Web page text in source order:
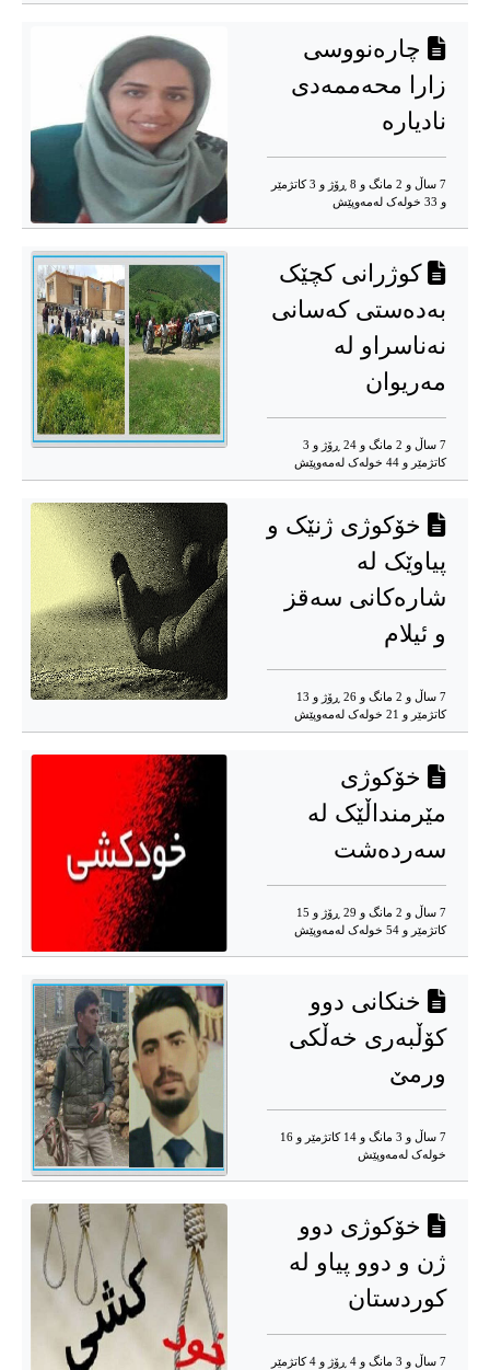
چارەنووسی
زارا محەممەدی
نادیارە
7 ساڵ و 2 مانگ و 8 ڕۆژ و 3 کاتژمێر
و 33 خوله‌ک له‌مه‌وپێش‌
کوژرانی کچێک
بەدەستی کەسانی
نەناسراو لە
مەریوان
7 ساڵ و 2 مانگ و 24 ڕۆژ و 3
کاتژمێر و 44 خوله‌ک له‌مه‌وپێش‌
خۆکوژی ژنێک و
پیاوێک لە
شارەکانی سەقز
و ئیلام
7 ساڵ و 2 مانگ و 26 ڕۆژ و 13
کاتژمێر و 21 خوله‌ک له‌مه‌وپێش‌
خۆکوژی
مێرمنداڵێک لە
سەردەشت
7 ساڵ و 2 مانگ و 29 ڕۆژ و 15
کاتژمێر و 54 خوله‌ک له‌مه‌وپێش‌
خنکانی دوو
کۆڵبەری خەڵکی
ورمێ‌
7 ساڵ و 3 مانگ و 14 کاتژمێر و 16
خوله‌ک له‌مه‌وپێش‌
خۆکوژی دوو
ژن و دوو پیاو لە
کوردستان
7 ساڵ و 3 مانگ و 4 ڕۆژ و 4 کاتژمێر